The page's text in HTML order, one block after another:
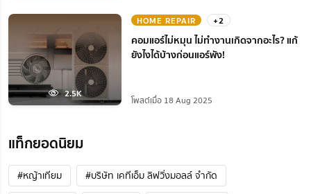
2.5K
HOME REPAIR +2
คอมแอร์ไม่หมุน ไม่ทํางานเกิดจากอะไร? แก้
ยังไงได้บ้างก่อนแอร์พัง!
โพสต์เมื่อ 18 Aug 2025
แท็กยอดนิยม
#หญ้าเทียม
#บริษัท เคทีเอ็ม ลิฟวิ่งมอลล์ จำกัด